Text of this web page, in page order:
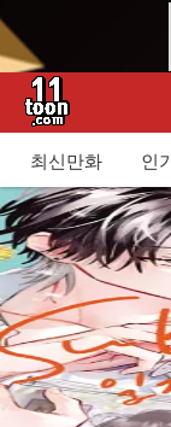
최신만화 인